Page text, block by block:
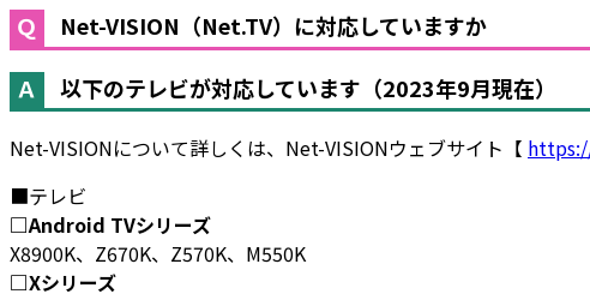
Net-VISION（Net.TV）に対応していますか
以下のテレビが対応しています（2023年9月現在）
Net-VISIONについて詳しくは、Net-VISIONウェブサイト【
■テレビ
□Android TVシリーズ
X8900K、Z670K、Z570K、M550K
□Xシリーズ